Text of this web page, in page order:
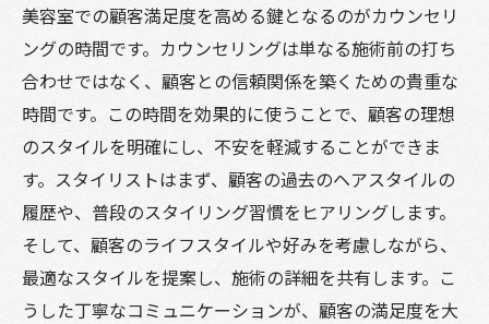
美容室での顧客満足度を高める鍵となるのがカウンセリ
ングの時間です。カウンセリングは単なる施術前の打ち
合わせではなく、顧客との信頼関係を築くための貴重な
時間です。この時間を効果的に使うことで、顧客の理想
のスタイルを明確にし、不安を軽減することができま
す。スタイリストはまず、顧客の過去のヘアスタイルの
履歴や、普段のスタイリング習慣をヒアリングします。
そして、顧客のライフスタイルや好みを考慮しながら、
最適なスタイルを提案し、施術の詳細を共有します。こ
うした丁寧なコミュニケーションが、顧客の満足度を大